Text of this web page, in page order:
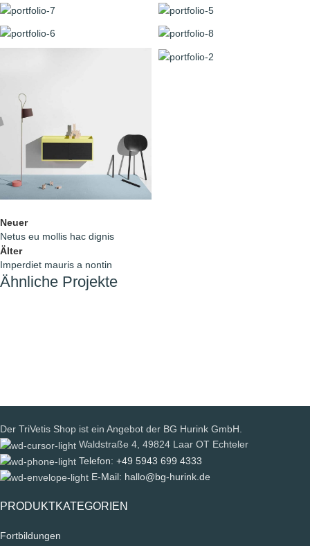
Neuer
Netus eu mollis hac dignis
Älter
Imperdiet mauris a nontin
Ähnliche Projekte
Der TriVetis Shop ist ein Angebot der BG Hurink GmbH.
Waldstraße 4, 49824 Laar OT Echteler
Telefon: +49 5943 699 4333
E-Mail: hallo@bg-hurink.de
PRODUKTKATEGORIEN
Fortbildungen